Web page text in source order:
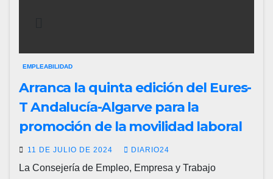
EMPLEABILIDAD
Arranca la quinta edición del Eures-
T Andalucía-Algarve para la
promoción de la movilidad laboral
11 DE JULIO DE 2024 DIARIO24
La Consejería de Empleo, Empresa y Trabajo